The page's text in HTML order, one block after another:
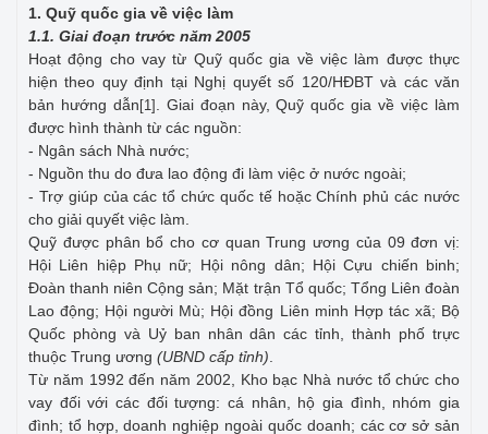
1. Quỹ quốc gia về việc làm
1.1. Giai đoạn trước năm 2005
Hoạt động cho vay từ Quỹ quốc gia về việc làm được thực
hiện theo quy định tại Nghị quyết số 120/HĐBT và các văn
bản hướng dẫn [1]
. Giai đoạn này, Quỹ quốc gia về việc làm
được hình thành từ các nguồn:
- Ngân sách Nhà nước;
- Nguồn thu do đưa lao động đi làm việc ở nước ngoài;
- Trợ giúp của các tổ chức quốc tế hoặc Chính phủ các nước
cho giải quyết việc làm.
Quỹ được phân bổ cho cơ quan Trung ương của 09 đơn vị:
Hội Liên hiệp Phụ nữ; Hội nông dân; Hội Cựu chiến binh;
Đoàn thanh niên Cộng sản; Mặt trận Tổ quốc; Tổng Liên đoàn
Lao động; Hội người Mù; Hội đồng Liên minh Hợp tác xã; Bộ
Quốc phòng và Uỷ ban nhân dân các tỉnh, thành phố trực
thuộc Trung ương (UBND cấp tỉnh)
Từ năm 1992 đến năm 2002, Kho bạc Nhà nước tổ chức cho
vay đối với các đối tượng: cá nhân, hộ gia đình, nhóm gia
đình; tổ hợp, doanh nghiệp ngoài quốc doanh; các cơ sở sản